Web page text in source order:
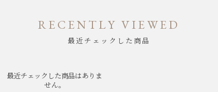
RECENTLY VIEWED
最近チェックした商品
最近チェックした商品はありま
せん。